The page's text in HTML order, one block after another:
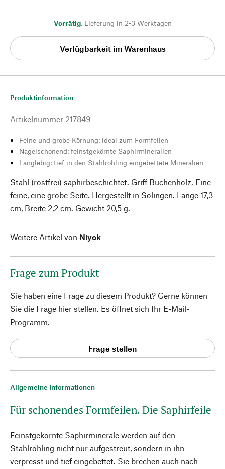
Vorrätig, Lieferung in 2-3 Werktagen
Verfügbarkeit im Warenhaus
Allgemeine Informationen
Für schonendes Formfeilen. Die Saphirfeile
Feinstgekörnte Saphirminerale werden auf den
Stahlrohling nicht nur aufgestreut, sondern in ihn
verpresst und tief eingebettet. Sie brechen auch nach
Produktinformation
Artikelnummer 217849
Feine und grobe Körnung: ideal zum Formfeilen
Nagelschonend: feinstgekörnte Saphirmineralien
Langlebig: tief in den Stahlrohling eingebettete Mineralien
Stahl (rostfrei) saphirbeschichtet. Griff Buchenholz. Eine
feine, eine grobe Seite. Hergestellt in Solingen. Länge 17,3
cm, Breite 2,2 cm. Gewicht 20,5 g.
Weitere Artikel von Niyok
Frage zum Produkt
Sie haben eine Frage zu diesem Produkt? Gerne können
Sie die Frage hier stellen. Es öffnet sich Ihr E-Mail-
Programm.
Frage stellen